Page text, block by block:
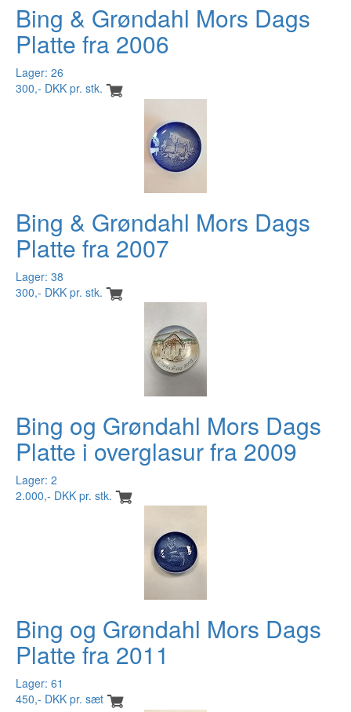
Bing & Grøndahl Mors Dags
Platte fra 2006
Lager: 26
300,- DKK pr. stk.
Bing & Grøndahl Mors Dags
Platte fra 2007
Lager: 38
300,- DKK pr. stk.
Bing og Grøndahl Mors Dags
Platte i overglasur fra 2009
Lager: 2
2.000,- DKK pr. stk.
Bing og Grøndahl Mors Dags
Platte fra 2011
Lager: 61
450,- DKK pr. sæt